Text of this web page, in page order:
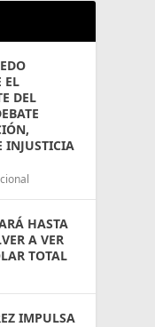
EL
DEL
INJUSTICIA
HASTA
A VER
TOTAL
IMPULSA